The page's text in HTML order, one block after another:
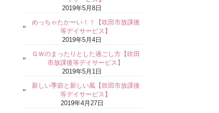
2019年5月8日
めっちゃたかーい！！【吹田市放課後
等デイサービス】
2019年5月4日
ＧＷのまったりとした過ごし方【吹田
市放課後等デイサービス】
2019年5月1日
新しい季節と新しい風【吹田市放課後
等デイサービス】
2019年4月27日